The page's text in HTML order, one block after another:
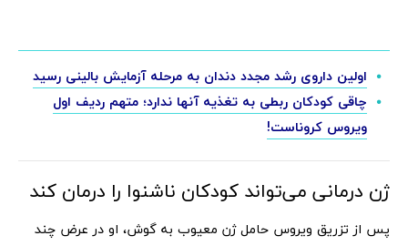
اولین داروی رشد مجدد دندان به مرحله آزمایش بالینی رسید
چاقی کودکان ربطی به تغذیه آنها ندارد؛ متهم ردیف اول
ویروس کروناست!
ژن‌ درمانی می‌تواند کودکان ناشنوا را درمان کند
پس از تزریق ویروس حامل ژن معیوب به گوش، او در عرض چند